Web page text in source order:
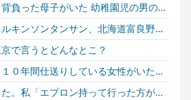
海外「バリー・ボンズが言ってたことは本当だったんだな」ホームランダービーに出場したイチローに絶賛の声と懐かしむ声【海外の反応】
韓国人「大韓サッカー協会が過去に20人の外国人審判らに不謹慎接待をしていた証拠が揃いながらも不起訴処分に成っていた事が明らかに‥」
バスの中に、リュック背負った母子がいた 幼稚園児の男の子に若いお母さんが相づちを打っている
【セール】水分！ウィルキンソンタンサン、北海道富良野ホップ炭酸水、やかんの麦茶、伊右衛門、生茶、綾鷹、純天然アルカリ保存水などがセール中！
で言うとどんなとこ？
主人の通帳を見たら、１０年間仕送りしている女性がいた。主人に問い詰めたら、白状して...
旦那の祖父が亡くなった。私「エプロン持って行った方がいいよね」旦那「余計な出費すんな。そんなもん買うなら今後一切金を出さねぇぞ」私「えっ…」